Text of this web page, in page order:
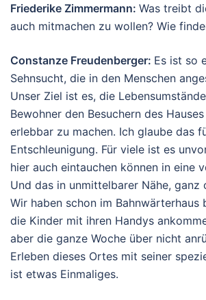
Friederike Zimmermann: Was treibt
auch mitmachen zu wollen? Wie
Constanze Freudenberger: Es ist so
Sehnsucht, die in den Menschen
Unser Ziel ist es, die
Bewohner den Besuchern des
erlebbar zu machen. Ich glaube das
Entschleunigung. Für viele ist es
hier auch eintauchen können in eine
Und das in unmittelbarer Nähe, ganz
Wir haben schon im Bahnwärterhaus
die Kinder mit ihren Handys
aber die ganze Woche über nicht
Erleben dieses Ortes mit seiner
ist etwas Einmaliges.